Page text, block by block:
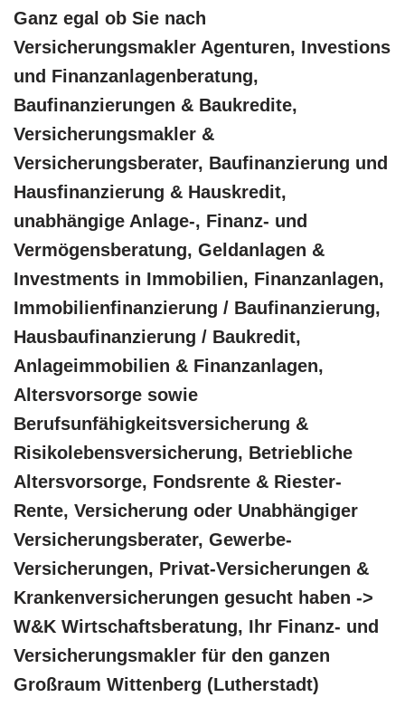
Ganz egal ob Sie nach
Versicherungsmakler Agenturen, Investions
und Finanzanlagenberatung,
Baufinanzierungen & Baukredite,
Versicherungsmakler &
Versicherungsberater, Baufinanzierung und
Hausfinanzierung & Hauskredit,
unabhängige Anlage-, Finanz- und
Vermögensberatung, Geldanlagen &
Investments in Immobilien, Finanzanlagen,
Immobilienfinanzierung / Baufinanzierung,
Hausbaufinanzierung / Baukredit,
Anlageimmobilien & Finanzanlagen,
Altersvorsorge sowie
Berufsunfähigkeitsversicherung &
Risikolebensversicherung, Betriebliche
Altersvorsorge, Fondsrente & Riester-
Rente, Versicherung oder Unabhängiger
Versicherungsberater, Gewerbe-
Versicherungen, Privat-Versicherungen &
Krankenversicherungen gesucht haben ->
W&K Wirtschaftsberatung, Ihr Finanz- und
Versicherungsmakler für den ganzen
Großraum Wittenberg (Lutherstadt)